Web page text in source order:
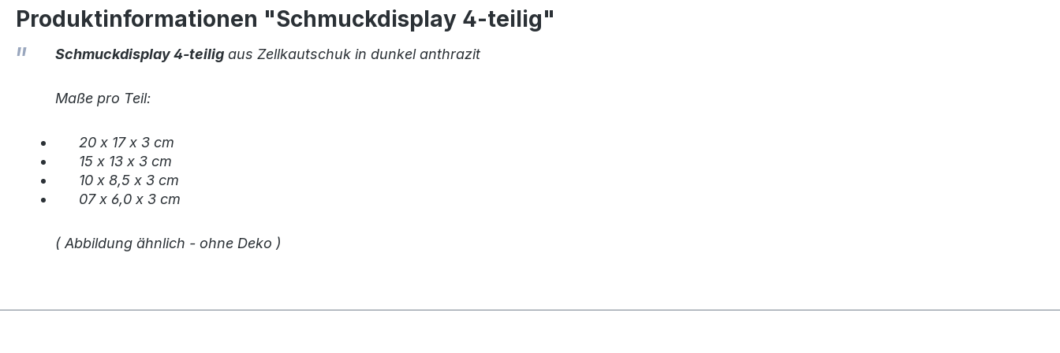
Produktinformationen "Schmuckdisplay 4-teilig"
Schmuckdisplay 4-teilig aus Zellkautschuk in dunkel anthrazit
Maße pro Teil:
20 x 17 x 3 cm
15 x 13 x 3 cm
10 x 8,5 x 3 cm
07 x 6,0 x 3 cm
( Abbildung ähnlich - ohne Deko )